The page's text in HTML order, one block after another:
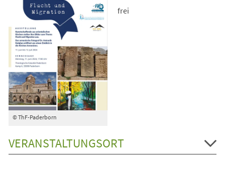
© ThF-Paderborn
frei
VERANSTALTUNGSORT